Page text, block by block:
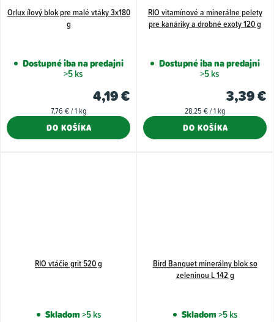
Orlux ílový blok pre malé vtáky 3x180
g
Dostupné iba na predajni
>5 ks
4,19 €
Jednotková
7,76 € / 1 kg
DO KOŠÍKA
RIO vitamínové a minerálne pelety
pre kanáriky a drobné exoty 120 g
Dostupné iba na predajni
>5 ks
3,39 €
Jednotková
28,25 € / 1 kg
DO KOŠÍKA
RIO vtáčie grit 520 g
Skladom>5 ks
Bird Banquet minerálny blok so
zeleninou L 142 g
Skladom>5 ks